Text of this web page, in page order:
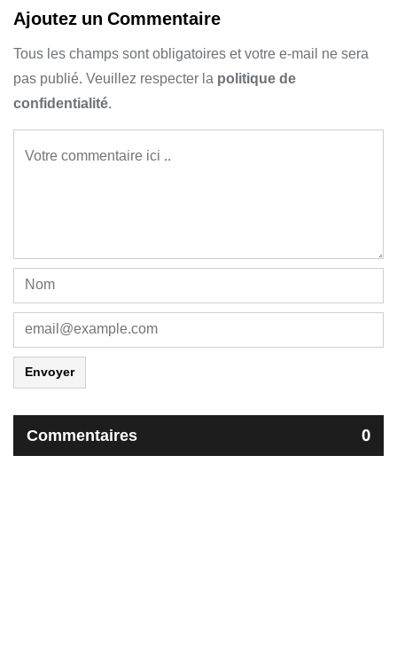
Ajoutez un Commentaire
Tous les champs sont obligatoires et votre e-mail ne sera
pas publié. Veuillez respecter lapolitique de
confidentialité.
Envoyer
Commentaires 0